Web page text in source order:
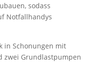
sodass
Notfallhandys
in Schonungen mit
zwei Grundlastpumpen